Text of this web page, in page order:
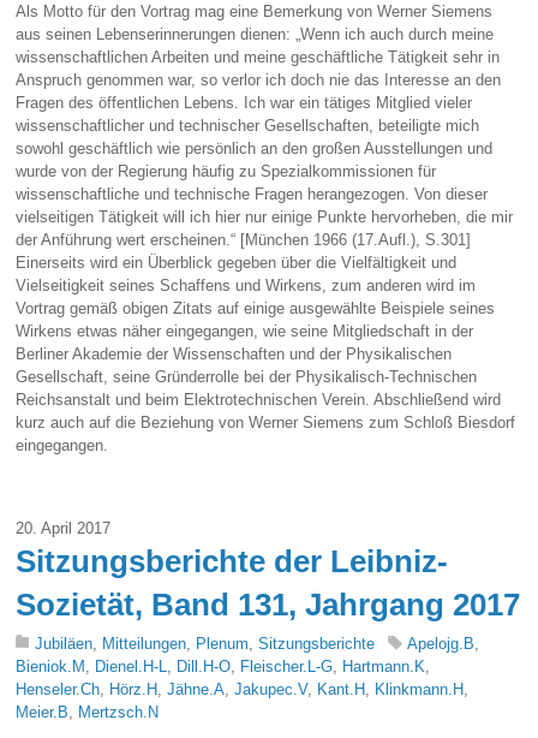
Als Motto für den Vortrag mag eine Bemerkung von Werner Siemens
aus seinen Lebenserinnerungen dienen: „Wenn ich auch durch meine
wissenschaftlichen Arbeiten und meine geschäftliche Tätigkeit sehr in
Anspruch genommen war, so verlor ich doch nie das Interesse an den
Fragen des öffentlichen Lebens. Ich war ein tätiges Mitglied vieler
wissenschaftlicher und technischer Gesellschaften, beteiligte mich
sowohl geschäftlich wie persönlich an den großen Ausstellungen und
wurde von der Regierung häufig zu Spezialkommissionen für
wissenschaftliche und technische Fragen herangezogen. Von dieser
vielseitigen Tätigkeit will ich hier nur einige Punkte hervorheben, die mir
der Anführung wert erscheinen.“ [München 1966 (17.Aufl.), S.301]
Einerseits wird ein Überblick gegeben über die Vielfältigkeit und
Vielseitigkeit seines Schaffens und Wirkens, zum anderen wird im
Vortrag gemäß obigen Zitats auf einige ausgewählte Beispiele seines
Wirkens etwas näher eingegangen, wie seine Mitgliedschaft in der
Berliner Akademie der Wissenschaften und der Physikalischen
Gesellschaft, seine Gründerrolle bei der Physikalisch-Technischen
Reichsanstalt und beim Elektrotechnischen Verein. Abschließend wird
kurz auch auf die Beziehung von Werner Siemens zum Schloß Biesdorf
eingegangen.
20. April 2017
Sitzungsberichte der Leibniz-
Sozietät, Band 131, Jahrgang 2017
Jubiläen Mitteilungen Plenum ,Sitzungsberichte Apelojg.B
Bieniok.M
Dienel.H-L Dill.H-O Fleischer.L-G Hartmann.K
Henseler.Ch
Hörz.H ,Jähne.A ,Jakupec.V, Kant.H Klinkmann.H
Meier.B
Mertzsch.N